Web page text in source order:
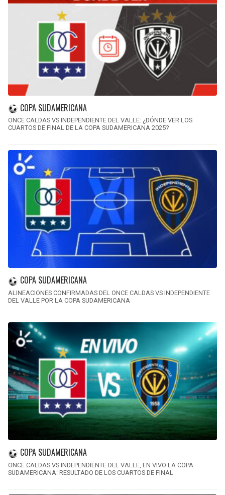
COPA SUDAMERICANA
ONCE CALDAS VS INDEPENDIENTE DEL VALLE: ¿DÓNDE VER LOS
CUARTOS DE FINAL DE LA COPA SUDAMERICANA 2025?
COPA SUDAMERICANA
ALINEACIONES CONFIRMADAS DEL ONCE CALDAS VS INDEPENDIENTE
DEL VALLE POR LA COPA SUDAMERICANA
COPA SUDAMERICANA
ONCE CALDAS VS INDEPENDIENTE DEL VALLE, EN VIVO LA COPA
SUDAMERICANA: RESULTADO DE LOS CUARTOS DE FINAL